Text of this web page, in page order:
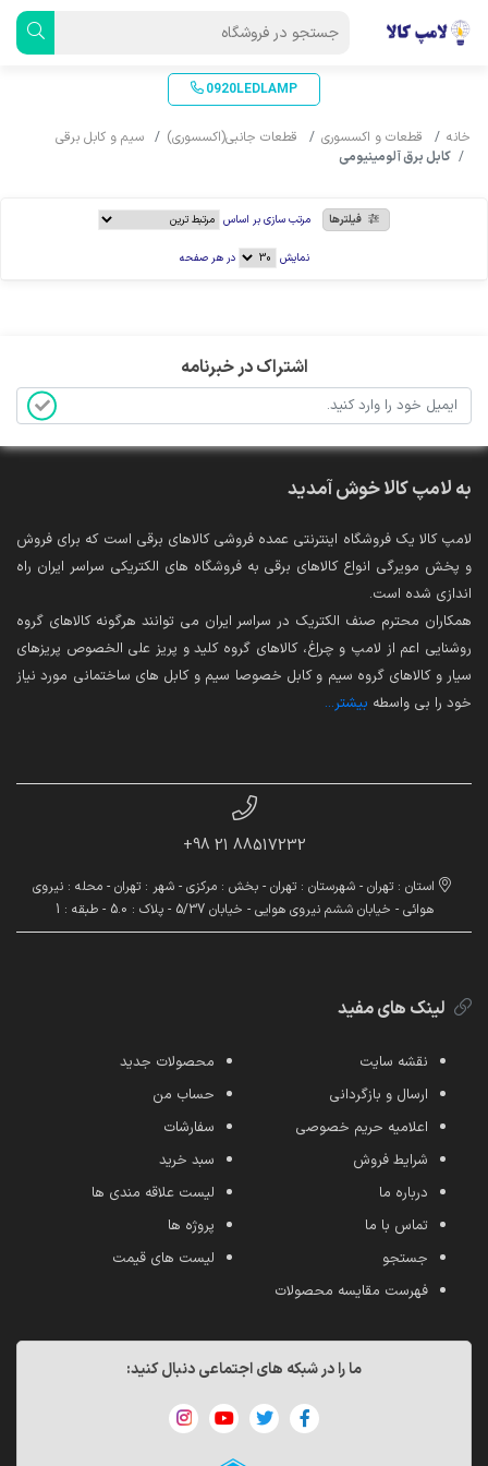
0920LEDLAMP
خانه قطعات و اکسسوری قطعات جانبی(اکسسوری)
سیم و کابل برقی
کابل برق آلومینیومی
فیلترها مرتب سازی بر اساس
نمایش در هر صفحه
اشتراک در خبرنامه
به لامپ کالا خوش آمدید
لامپ کالا یک فروشگاه اینترنتی عمده فروشی کالاهای برقی است که برای فروش
و پخش مویرگی انواع کالاهای برقی به فروشگاه های الکتریکی سراسر ایران راه
اندازی شده است.
همکاران محترم صنف الکتریک در سراسر ایران می توانند هرگونه کالاهای گروه
روشنایی اعم از لامپ و چراغ، کالاهای گروه کلید و پریز علی الخصوص پریزهای
سیار و کالاهای گروه سیم و کابل خصوصا سیم و کابل های ساختمانی مورد نیاز
خود را بی واسطه بیشتر...
88517232 21 98+
استان : تهران - شهرستان : تهران - بخش : مرکزی - شهر : تهران - محله : نیروی
هوائی - خیابان ششم نیروی هوایی - خیابان 5/37 - پلاک : 5.0 - طبقه : 1
لینک های مفید
نقشه سایت
ارسال و بازگردانی
اعلامیه حریم خصوصی
شرایط فروش
درباره ما
تماس با ما
جستجو
فهرست مقایسه محصولات
محصولات جدید
حساب من
سفارشات
سبد خرید
لیست علاقه مندی ها
پروژه ها
لیست های قیمت
ما را در شبکه های اجتماعی دنبال کنید: